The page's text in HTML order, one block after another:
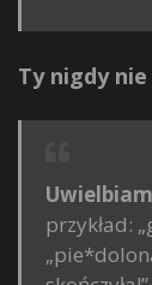
Ty nigdy
przykład: